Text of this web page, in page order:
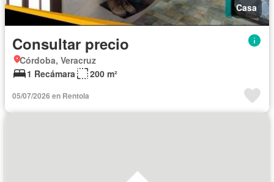
Casa
Consultar precio
Córdoba, Veracruz
1 Recámara
200 m²
05/07/2026 en Rentola